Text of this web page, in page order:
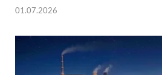
01.07.2026